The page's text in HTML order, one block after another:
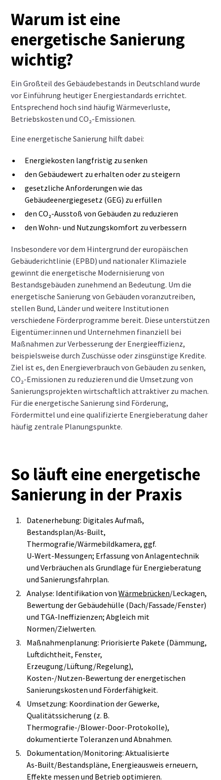
Warum ist eine
energetische Sanierung
wichtig?
Ein Großteil des Gebäudebestands in Deutschland wurde
vor Einführung heutiger Energiestandards errichtet.
Entsprechend hoch sind häufig Wärmeverluste,
Betriebskosten und CO₂-Emissionen.
Eine energetische Sanierung hilft dabei:
Energiekosten langfristig zu senken
den Gebäudewert zu erhalten oder zu steigern
gesetzliche Anforderungen wie das
Gebäudeenergiegesetz (GEG) zu erfüllen
den CO₂-Ausstoß von Gebäuden zu reduzieren
den Wohn- und Nutzungskomfort zu verbessern
Insbesondere vor dem Hintergrund der europäischen
Gebäuderichtlinie (EPBD) und nationaler Klimaziele
gewinnt die energetische Modernisierung von
Bestandsgebäuden zunehmend an Bedeutung. Um die
energetische Sanierung von Gebäuden voranzutreiben,
stellen Bund, Länder und weitere Institutionen
verschiedene Förderprogramme bereit. Diese unterstützen
Eigentümer:innen und Unternehmen finanziell bei
Maßnahmen zur Verbesserung der Energieeffizienz,
beispielsweise durch Zuschüsse oder zinsgünstige Kredite.
Ziel ist es, den Energieverbrauch von Gebäuden zu senken,
CO₂-Emissionen zu reduzieren und die Umsetzung von
Sanierungsprojekten wirtschaftlich attraktiver zu machen.
Für die energetische Sanierung sind Förderung,
Fördermittel und eine qualifizierte Energieberatung daher
häufig zentrale Planungspunkte.
So läuft eine energetische
Sanierung in der Praxis
Datenerhebung: Digitales Aufmaß,
Bestandsplan/As‑Built,
Thermografie/Wärmebildkamera, ggf.
U‑Wert‑Messungen; Erfassung von Anlagentechnik
und Verbräuchen als Grundlage für Energieberatung
und Sanierungsfahrplan.
Analyse: Identifikation vonWärmebrücken/Leckagen,
Bewertung der Gebäudehülle (Dach/Fassade/Fenster)
und TGA‑Ineffizienzen; Abgleich mit
Normen/Zielwerten.
Maßnahmenplanung: Priorisierte Pakete (Dämmung,
Luftdichtheit, Fenster,
Erzeugung/Lüftung/Regelung),
Kosten‑/Nutzen‑Bewertung der energetischen
Sanierungskosten und Förderfähigkeit.
Umsetzung: Koordination der Gewerke,
Qualitätssicherung (z. B.
Thermografie‑/Blower‑Door‑Protokolle),
dokumentierte Toleranzen und Abnahmen.
Dokumentation/Monitoring: Aktualisierte
As‑Built/Bestandspläne, Energieausweis erneuern,
Effekte messen und Betrieb optimieren.